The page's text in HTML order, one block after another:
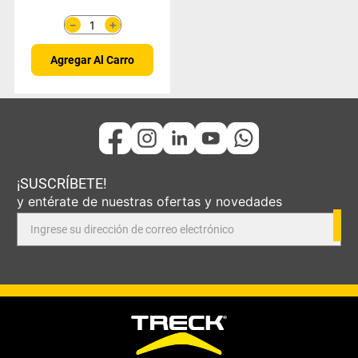
＋
－
Agregar Al Carro
¡SUSCRÍBETE!
y entérate de nuestras ofertas y novedades